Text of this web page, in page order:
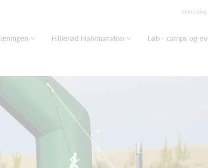
Tilmelding
HIllerød Halvmaraton Løb - camps og